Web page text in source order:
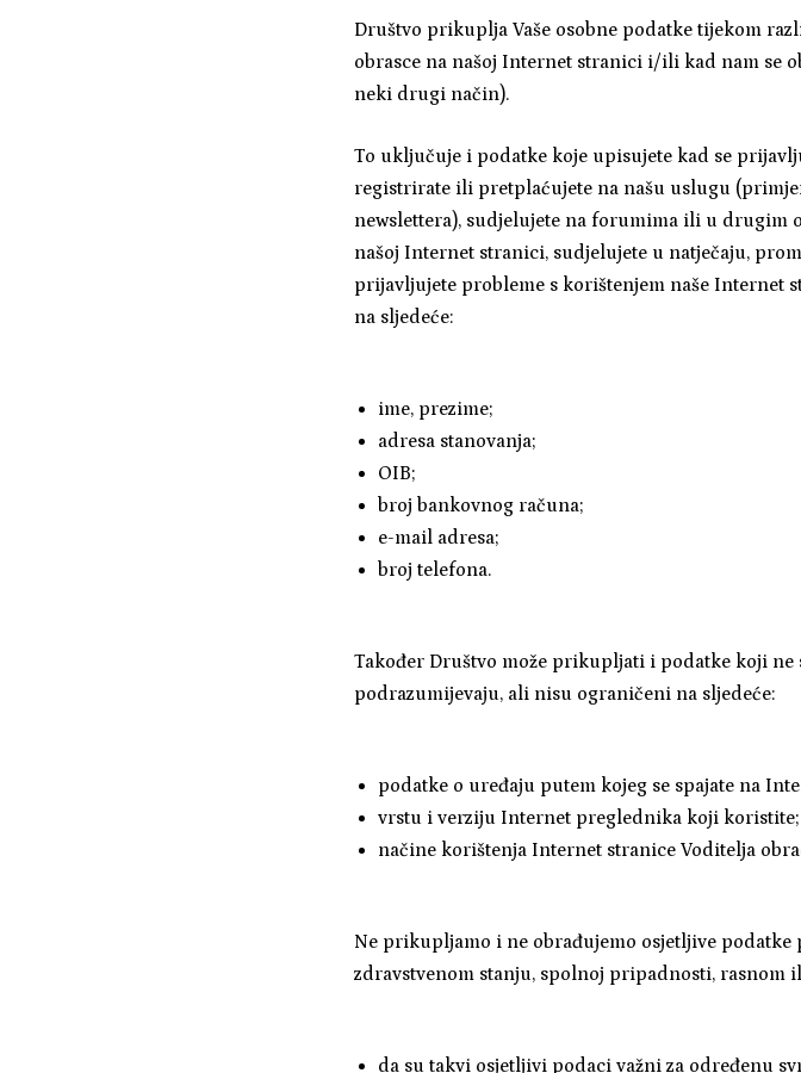
Društvo prikuplja Vaše osobne podatke tijekom
obrasce na našoj Internet stranici i/ili kad nam se
neki drugi način).
To uključuje i podatke koje upisujete kad se
registrirate ili pretplaćujete na našu uslugu
newslettera), sudjelujete na forumima ili u
našoj Internet stranici, sudjelujete u natječaju,
prijavljujete probleme s korištenjem naše Internet
na sljedeće:
ime, prezime;
adresa stanovanja;
OIB;
broj bankovnog računa;
e-mail adresa;
broj telefona.
Također Društvo može prikupljati i podatke koji
podrazumijevaju, ali nisu ograničeni na sljedeće:
podatke o uređaju putem kojeg se spajate na
vrstu i verziju Internet preglednika koji koristite;
načine korištenja Internet stranice Voditelja
Ne prikupljamo i ne obrađujemo osjetljive podatke
zdravstvenom stanju, spolnoj pripadnosti,
da su takvi osjetljivi podaci važni za određenu